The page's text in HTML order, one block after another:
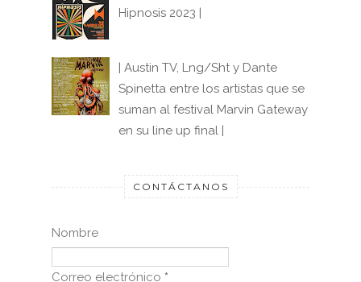
Hipnosis 2023 |
| Austin TV, Lng/Sht y Dante
Spinetta entre los artistas que se
suman al festival Marvin Gateway
en su line up final |
CONTÁCTANOS
Nombre
Correo electrónico *